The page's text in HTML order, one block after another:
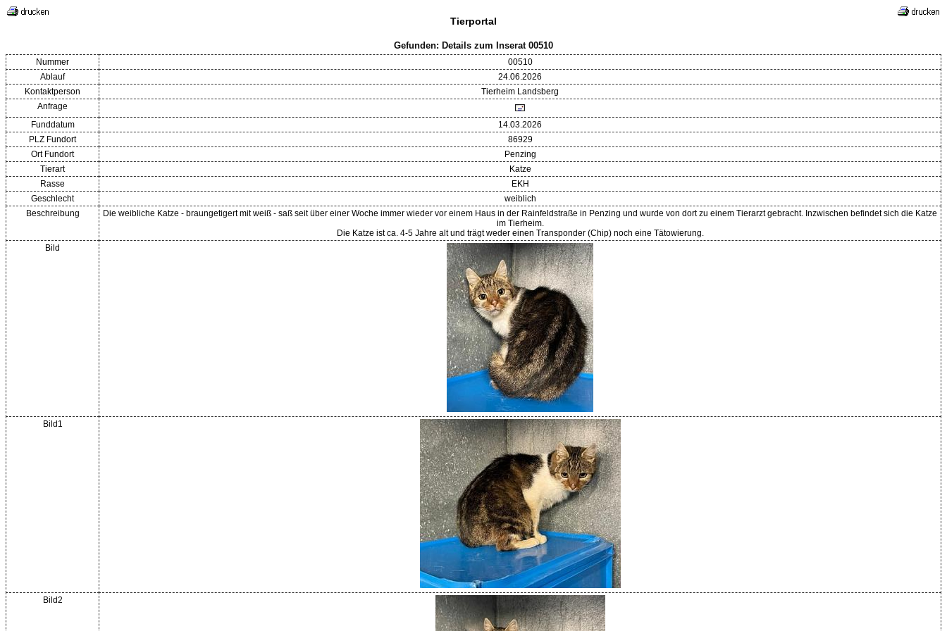
Tierportal
Gefunden: Details zum Inserat 00510
Nummer
00510
Ablauf
24.06.2026
Kontaktperson
Tierheim Landsberg
Anfrage
Funddatum
14.03.2026
PLZ Fundort
86929
Ort Fundort
Penzing
Tierart
Katze
Rasse
EKH
Geschlecht
weiblich
Beschreibung
Die weibliche Katze - braungetigert mit weiß - saß seit über einer Woche immer wieder vor einem Haus in der Rainfeldstraße in Penzing und wurde von dort zu einem Tierarzt gebracht. Inzwischen befindet sich die Katze
im Tierheim.
Die Katze ist ca. 4-5 Jahre alt und trägt weder einen Transponder (Chip) noch eine Tätowierung.
Bild
Bild1
Bild2